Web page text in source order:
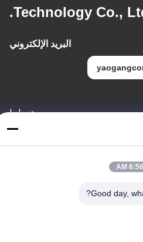
Technology Co.,
البريد الإلكتروني
عنواننا
قوانغتشو، مقاطعة قوانغدونغ، الصين 6:56 AM
Good day,